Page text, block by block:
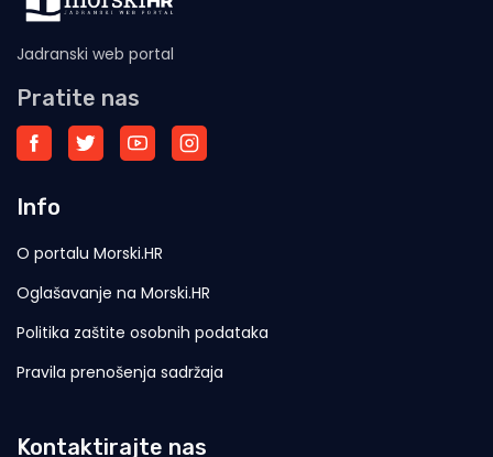
Jadranski web portal
Pratite nas
Info
O portalu Morski.HR
Oglašavanje na Morski.HR
Politika zaštite osobnih podataka
Pravila prenošenja sadržaja
Kontaktirajte nas